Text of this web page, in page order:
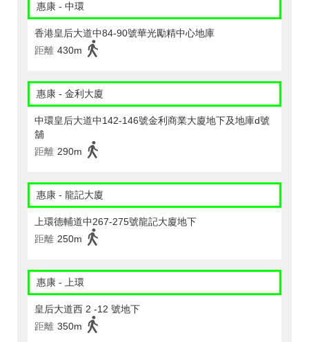
惠康 - 中環
香港皇后大道中84-90號華光勵精中心地庫
距離 430m
惠康 - 金利大廈
中環皇后大道中142-146號金利商業大廈地下及地庫d號
舖
距離 290m
惠康 - 龍記大廈
上環德輔道中267-275號龍記大廈地下
距離 250m
惠康 - 上環
皇后大道西 2 -12 號地下
距離 350m